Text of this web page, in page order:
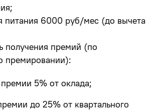
питания 6000 руб/мес (до вычета
получения премий (по
премировании):
5% от оклада;
до 25% от квартального